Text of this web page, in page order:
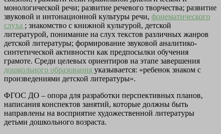
монологической речи; развитие речевого творчества; развитие
звуковой и интонационной культуры речи, фонематического
слуха ; знакомство с книжной культурой, детской
литературой, понимание на слух текстов различных жанров
детской литературы; формирование звуковой аналитико-
синтетической активности как предпосылки обучения
грамоте. Среди целевых ориентиров на этапе завершения
дошкольного образования указывается: «ребенок знаком с
произведениями детской литературы».
ФГОС ДО – опора для разработки перспективных планов,
написания конспектов занятий, которые должны быть
направлены на восприятие художественной литературы
детьми дошкольного возраста.